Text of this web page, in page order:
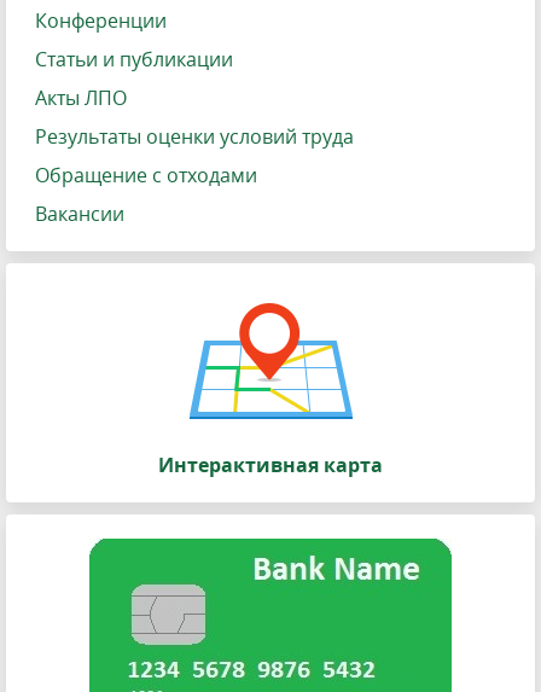
Конференции
Статьи и публикации
Акты ЛПО
Результаты оценки условий труда
Обращение с отходами
Вакансии
Интерактивная карта